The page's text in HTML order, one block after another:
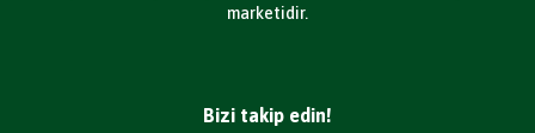
marketidir.
Bizi takip edin!